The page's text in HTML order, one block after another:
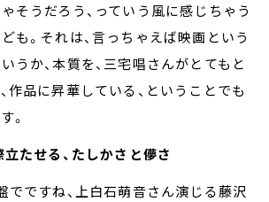
そうだろう、っていう風に感じちゃう
も。それは、言っちゃえば映画という
うか、本質を、三宅唱さんがとてもと
作品に昇華している、ということでも
。
たせる、たしかさと儚さ
でですね、上白石萌音さん演じる藤沢